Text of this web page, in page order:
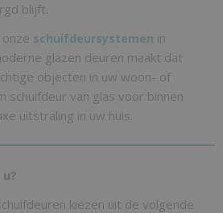
blijft.
schuifdeursystemen in
glazen deuren maakt dat
objecten in uw woon- of
schuifdeur van glas voor binnen
uitstraling in uw huis.
kiezen uit de volgende